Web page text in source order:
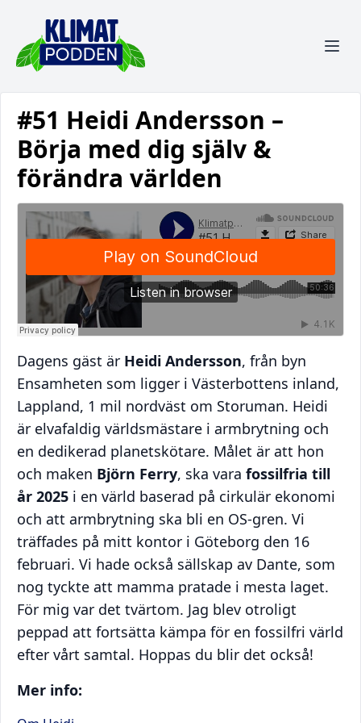
#51 Heidi Andersson –
Börja med dig själv &
förändra världen
Dagens gäst är Heidi Andersson, från byn
Ensamheten som ligger i Västerbottens inland,
Lappland, 1 mil nordväst om Storuman. Heidi
är elvafaldig världsmästare i armbrytning och
en dedikerad planetskötare. Målet är att hon
och maken Björn Ferry, ska vara fossilfria till
år 2025 i en värld baserad på cirkulär ekonomi
och att armbrytning ska bli en OS-gren. Vi
träffades på mitt kontor i Göteborg den 16
februari. Vi hade också sällskap av Dante, som
nog tyckte att mamma pratade i mesta laget.
För mig var det tvärtom. Jag blev otroligt
peppad att fortsätta kämpa för en fossilfri värld
efter vårt samtal. Hoppas du blir det också!
Mer info: